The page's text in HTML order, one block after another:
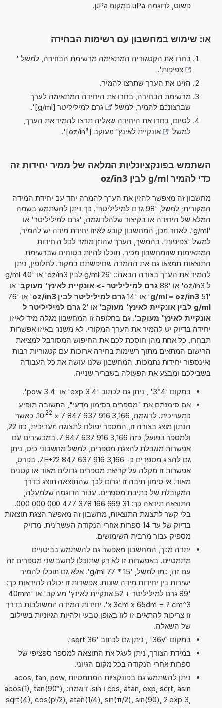
פשוט, לדוגמה uPa במקום µPa.
או: שימוש במחשבון עם רשימות הבחירה
בחרו את הקטגוריה המתאימה מרשימת הבחירה, למשל '
צפיפות'.
הזינו את הערך שתרצו להמיר.
מרשימת הבחירה, בחרו את היחידה המתאימה לערך
שברצונכם להמיר, למשל '
גרם למיליליטר [g/ml]
'.
לסיום, בחרו את היחידה שאליה תרצו להמיר את הערך,
למשל '
אונקיית לאינץ' מעוקב [oz/in³] '.
השתמש בפונקציונליות המלאה של ממיר יחידות זה
כדי להמיר g/ml לבין oz/in3
מחשבון זה מאפשר להזין את הערך להמרה יחד עם יחידת המידה
המקורית; למשל, '98 גרם למיליליטר'. כך ניתן להשתמש בשמה
המלא של היחידה או בקיצור שלהלדוגמה, 'גרם למיליליטר' או
'g/ml'. לאחר מכן, המחשבון קובע לאיזו יחידת מידה יש להמיר,
למשל 'צפיפות'. בהמשך, הערך שהוזן מומר לכל היחידות
המתאימות שהמחשבון מכיר. תוכלו להיות בטוחים שברשימת
התוצאות תמצאו גם את ההמרה שחיפשתם במקור. לחלופין, ניתן
להמיר את הערך בצורה הבאה:: '26 g/ml לבין oz/in3' או '40 g/ml
ל oz/in3' או '88
גרם למיליליטר -> אונקיית לאינץ' מעוקב' או
'51
g/ml = oz/in3' או '14 גרם למיליליטר לבין oz/in3
' או '76
g/ml לבין אונקיית לאינץ' מעוקב
' או '2
גרם למיליליטר ל
אונקיית לאינץ' מעוקב'. גם בחלופה זו המחשבון מגלה מיד לאיזו
יחידה בדיוק יש להמיר את הערך המקורי. לא משנה באיזו אפשרות
תבחרו, כל אחת מהן חוסכת לכם את החיפוש המסורבל למציאת
הרישום המתאים מתוך רשימות בחירה ארוכות עם קטגוריות רבות
ואינספור יחידות נתמכות. המחשבון שלנו עושה את כל העבודה
בשבילכם ומבצע את הפעולה בשבריר שנייה.
במקום '4^3' , ניתן גם לכתוב '4 exp 3' או '4 pow 3'.
אם סימנתם את "מספרים בסימון מדעי", התשובה תופיע
כמעריכית. לדוגמה, 3,166 916 637 847 7
×
10 22
. כאשר
ולמספר בפועל, כזה 3,166 916 637 847 7. במכשירים עם
אפשרות מוגבלת להצגת מספרים, למשל מחשבוני כיס, ניתן
גם להציג מספרים כ- 3,166 916 637 847 7E+22. בפרט,
אפשרות זו מקלה על קריאת מספרים גדולים מאוד או קטנים
מאוד. אי סימון תיבה זו יגרום לכך שהתוצאה תוצג בדרך
המקובלת של כתיבת מספרים. עבור הדוגמה שלמעלה,
התוצאה תיראה כך: 31 669 166 378 477 000 000 000.
בלי קשר לתצוגת התוצאות, מחשבון זה מאפשר הצגת תוצאות
בדיוק של עד 14 ספרות אחרי הנקודה העשרונית. מדויק
מספיק עבור מרבית השימושים.
יתרה מכך, המחשבון מאפשר גם להשתמש בביטויים
מתמטיים. באפשרות זו לא רק שתוכלו לחשב שני מספרים זה
עם זה, כמו למשל, '15 * 77 g/ml'. אלא גם תוכלו להמיר
ישירות בין יחידות מידה שונות. אפשרות זו יכולה להיראות כך:
'89 גרם למיליליטר + 52 אונקיית לאינץ' מעוקב' או '40mm
x 3cm x 65dm = ? cm^3'. יחידות המידה המשולבות בדרך
זו צריכות להתאים זו לזו באופן טבעי ולהיות הגיוניות בשילוב
של השאלה.
במקום '√36' , ניתן גם לכתוב 'sqrt 36'.
במידת הצורך, ניתן לעגל את התוצאה למספר ספציפי של
ספרות אחרי הנקודה בכל מקום הגיוני.
ניתן להשתמש גם בפונקציות המתמטיות acos, tan, pow,
cos, atan, exp, sqrt, asin ו sin. דוגמה: acos(1), tan(90°),
sqrt(4), cos(pi/2), atan(1/4), sin(π/2), sin(90), 2 exp 3,